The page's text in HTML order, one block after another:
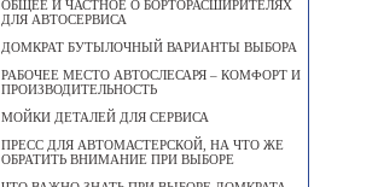
ОБЩЕЕ И ЧАСТНОЕ О БОРТОРАСШИРИТЕЛЯХ
ДЛЯ АВТОСЕРВИСА
ДОМКРАТ БУТЫЛОЧНЫЙ ВАРИАНТЫ ВЫБОРА
РАБОЧЕЕ МЕСТО АВТОСЛЕСАРЯ – КОМФОРТ И
ПРОИЗВОДИТЕЛЬНОСТЬ
МОЙКИ ДЕТАЛЕЙ ДЛЯ СЕРВИСА
ПРЕСС ДЛЯ АВТОМАСТЕРСКОЙ, НА ЧТО ЖЕ
ОБРАТИТЬ ВНИМАНИЕ ПРИ ВЫБОРЕ